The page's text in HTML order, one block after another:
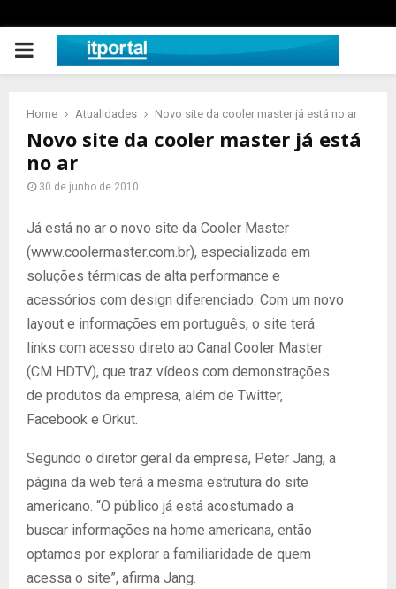
PRIMARY
Home Atualidades Novo site da cooler master já está no ar
Novo site da cooler master já está
no ar
30 de junho de 2010
Já está no ar o novo site da Cooler Master
(www.coolermaster.com.br), especializada em
soluções térmicas de alta performance e
acessórios com design diferenciado. Com um novo
layout e informações em português, o site terá
links com acesso direto ao Canal Cooler Master
(CM HDTV), que traz vídeos com demonstrações
de produtos da empresa, além de Twitter,
Facebook e Orkut.
Segundo o diretor geral da empresa, Peter Jang, a
página da web terá a mesma estrutura do site
americano. “O público já está acostumado a
buscar informações na home americana, então
optamos por explorar a familiaridade de quem
acessa o site”, afirma Jang.